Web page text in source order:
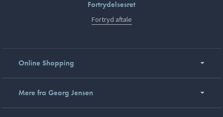
Fortrydelsesret
Fortryd aftale
Online Shopping
Mere fra Georg Jensen